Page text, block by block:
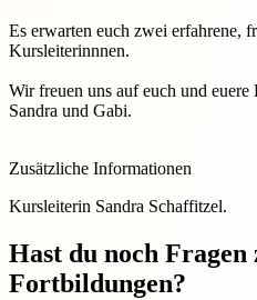
Es erwarten euch zwei erfahrene,
Kursleiterinnnen.
Wir freuen uns auf euch und euere
Sandra und Gabi.
Zusätzliche Informationen
Kursleiterin Sandra Schaffitzel.
Hast du noch Fragen
Fortbildungen?